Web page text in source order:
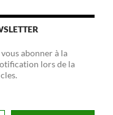
abonner à la
lors de la